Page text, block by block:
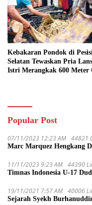
Kebakaran Pondok di
Selatan Tewaskan Pria
Istri Merangkak 600 Meter
Popular Post
07/11/2023 12:23 AM 44821
Marc Marquez Hengkang
11/11/2023 9:23 AM 44390
Timnas Indonesia U-17
19/11/2021 7:57 AM 40006
Sejarah Syekh